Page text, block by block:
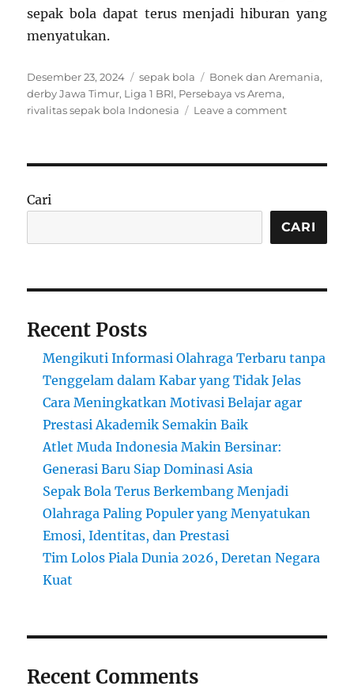
sepak bola dapat terus menjadi hiburan yang
menyatukan.
Posted
on
Desember 23, 2024 Categories
sepak bola Tags
Bonek dan Aremania,
derby Jawa Timur, Liga 1 BRI, Persebaya vs Arema,
rivalitas sepak bola Indonesia
Leave a commenton
Antara
Persebaya
vs
Cari
CARI
Recent Posts
Mengikuti Informasi Olahraga Terbaru tanpa
Tenggelam dalam Kabar yang Tidak Jelas
Cara Meningkatkan Motivasi Belajar agar
Prestasi Akademik Semakin Baik
Atlet Muda Indonesia Makin Bersinar:
Generasi Baru Siap Dominasi Asia
Sepak Bola Terus Berkembang Menjadi
Olahraga Paling Populer yang Menyatukan
Emosi, Identitas, dan Prestasi
Tim Lolos Piala Dunia 2026, Deretan Negara
Kuat
Recent Comments